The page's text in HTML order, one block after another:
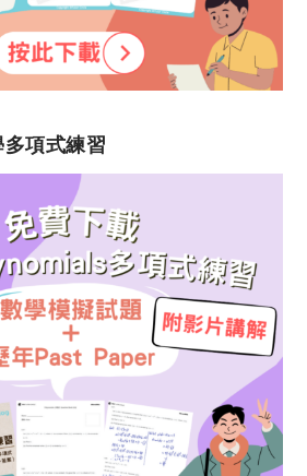
項式練習